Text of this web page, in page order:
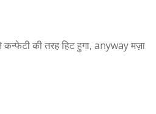
की तरह हिट हुगा, anyway मज़ा